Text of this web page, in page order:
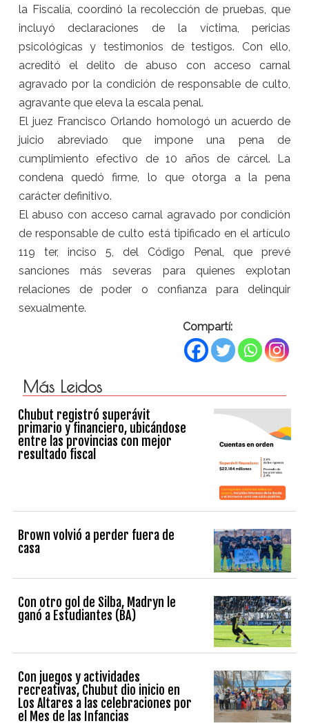
la Fiscalía, coordinó la recolección de pruebas, que
incluyó declaraciones de la víctima, pericias
psicológicas y testimonios de testigos. Con ello,
acreditó el delito de abuso con acceso carnal
agravado por la condición de responsable de culto,
agravante que eleva la escala penal.
El juez Francisco Orlando homologó un acuerdo de
juicio abreviado que impone una pena de
cumplimiento efectivo de 10 años de cárcel. La
condena quedó firme, lo que otorga a la pena
carácter definitivo.
El abuso con acceso carnal agravado por condición
de responsable de culto está tipificado en el artículo
119 ter, inciso 5, del Código Penal, que prevé
sanciones más severas para quienes explotan
relaciones de poder o confianza para delinquir
sexualmente.
Compartí:
Más Leidos
Chubut registró superávit
primario y financiero, ubicándose
entre las provincias con mejor
resultado fiscal
Brown volvió a perder fuera de
casa
Con otro gol de Silba, Madryn le
ganó a Estudiantes (BA)
Con juegos y actividades
recreativas, Chubut dio inicio en
Los Altares a las celebraciones por
el Mes de las Infancias